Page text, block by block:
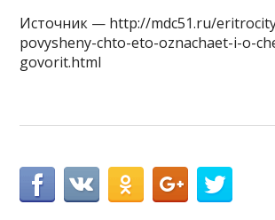
Источник — http://mdc51.ru/
povysheny-chto-eto-oznachaet-i-o-
govorit.html